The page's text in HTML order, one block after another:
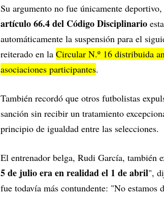
Su argumento no fue únicamente
artículo 66.4 del Código Disciplinario
automáticamente la suspensión para el
reiterado en la Circular N.º 16 distribuida
asociaciones participantes.
También recordó que otros futbolistas
sanción sin recibir un tratamiento
principio de igualdad entre las selecciones.
El entrenador belga, Rudi García, también
5 de julio era en realidad el 1 de abril",
fue todavía más contundente: "No estamos